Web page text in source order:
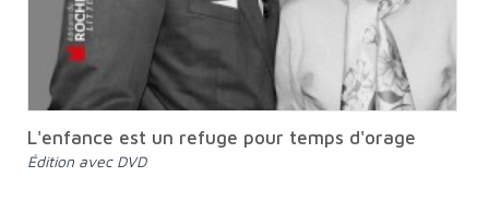
L'enfance est un refuge pour temps d'orage
édition avec DVD